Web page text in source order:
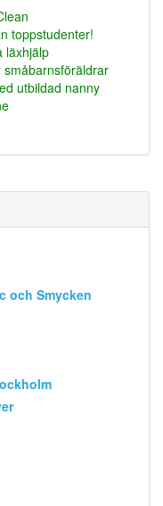
toppstudenter!
läxhjälp
utbildad nanny
och Smycken